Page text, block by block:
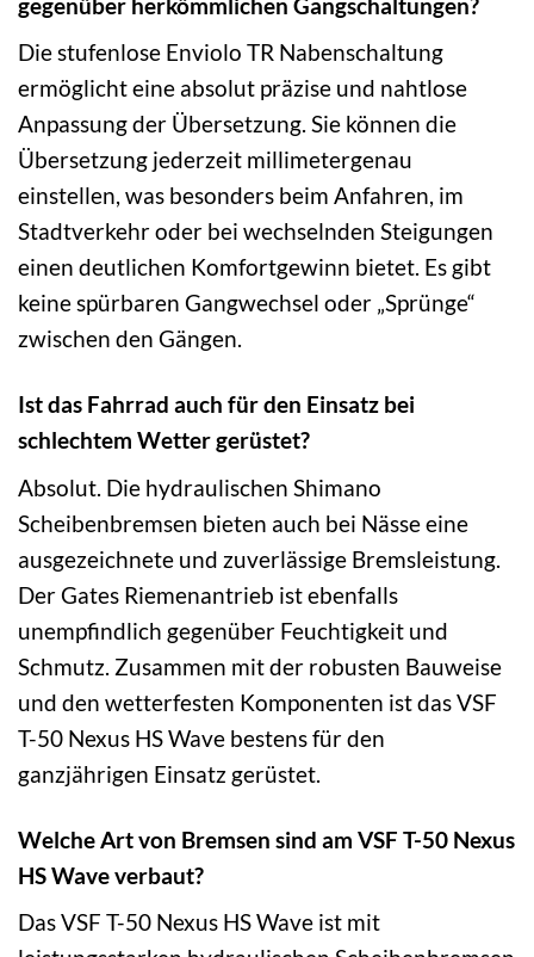
Die stufenlose Enviolo TR Nabenschaltung
ermöglicht eine absolut präzise und nahtlose
Anpassung der Übersetzung. Sie können die
Übersetzung jederzeit millimetergenau
einstellen, was besonders beim Anfahren, im
Stadtverkehr oder bei wechselnden Steigungen
einen deutlichen Komfortgewinn bietet. Es gibt
keine spürbaren Gangwechsel oder „Sprünge“
zwischen den Gängen.
Ist das Fahrrad auch für den Einsatz bei
schlechtem Wetter gerüstet?
Absolut. Die hydraulischen Shimano
Scheibenbremsen bieten auch bei Nässe eine
ausgezeichnete und zuverlässige Bremsleistung.
Der Gates Riemenantrieb ist ebenfalls
unempfindlich gegenüber Feuchtigkeit und
Schmutz. Zusammen mit der robusten Bauweise
und den wetterfesten Komponenten ist das VSF
T-50 Nexus HS Wave bestens für den
ganzjährigen Einsatz gerüstet.
Welche Art von Bremsen sind am VSF T-50 Nexus
HS Wave verbaut?
Das VSF T-50 Nexus HS Wave ist mit